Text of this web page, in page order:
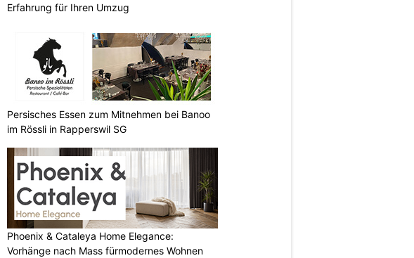
Erfahrung für Ihren Umzug
Persisches Essen zum Mitnehmen bei Banoo
im Rössli in Rapperswil SG
Phoenix & Cataleya Home Elegance:
Vorhänge nach Mass fürmodernes Wohnen